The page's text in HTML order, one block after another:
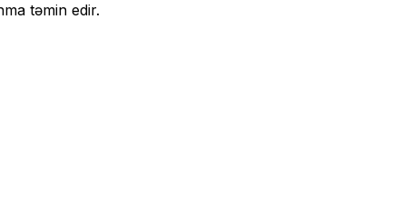
təmin edir.